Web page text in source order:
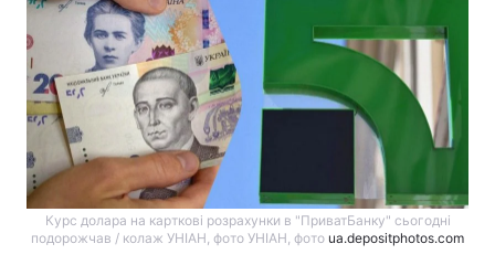
Курс долара на карткові розрахунки в "ПриватБанку" сьогодні
подорожчав / колаж УНІАН, фото УНІАН, фото ua.depositphotos.com